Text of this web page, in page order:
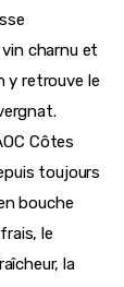
charnu et
y retrouve le
Côtes
toujours
bouche
le
la